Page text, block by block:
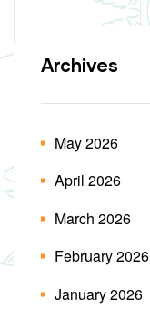
Archives
May 2026
April 2026
March 2026
February 2026
January 2026